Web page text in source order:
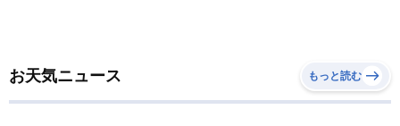
お天気ニュース もっと読む